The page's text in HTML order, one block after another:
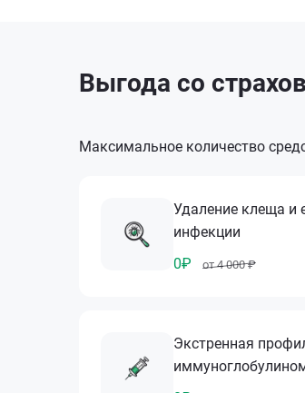
Выгода со
Максимальное количество
Удаление клеща и
инфекции
0₽
от 4 000 ₽
Экстренная